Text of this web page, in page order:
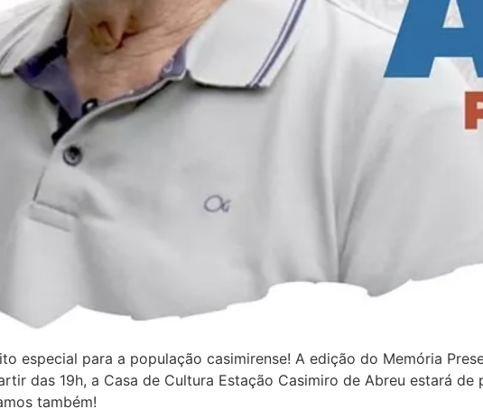
especial para a população casimirense! A edição do Memória
das 19h, a Casa de Cultura Estação Casimiro de Abreu estará
também!